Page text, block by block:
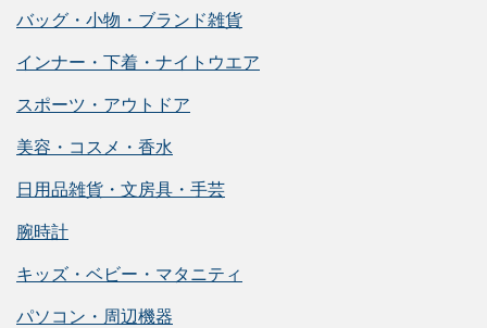
バッグ・小物・ブランド雑貨
インナー・下着・ナイトウエア
スポーツ・アウトドア
美容・コスメ・香水
日用品雑貨・文房具・手芸
腕時計
キッズ・ベビー・マタニティ
パソコン・周辺機器